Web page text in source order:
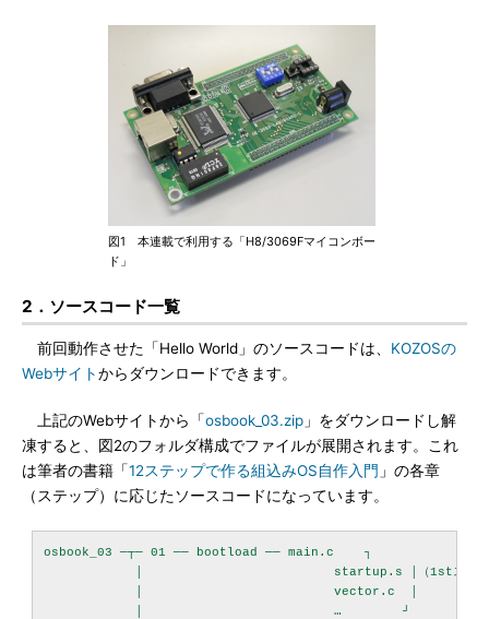
図1 本連載で利用する「H8/3069Fマイコンボー
ド」
2．ソースコード一覧
前回動作させた「Hello World」のソースコードは、 KOZOSの
Webサイトからダウンロードできます。
上記のWebサイトから「osbook_03.zip 」をダウンロードし解
凍すると、図2のフォルダ構成でファイルが展開されます。これ
は筆者の書籍「12ステップで作る組込みOS自作入門 」の各章
（ステップ）に応じたソースコードになっています。
osbook_03 ─┬─ 01 ── bootload ── main.c    ┐
│                         startup.s │（1stステップ
            │                         vector.c  │
            │                         …        ┘